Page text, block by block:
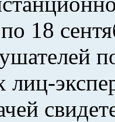
18
лиц-